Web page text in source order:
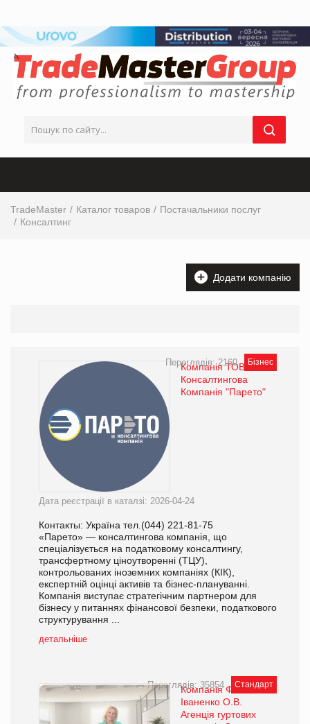
TradeMaster Каталог товаров
Постачальники послуг
Консалтинг
Додати компанію
Переглядів: 2160 Бізнес
Компанія ТОВ
Консалтингова
Компанія "Парето"
Дата реєстрації в каталзі: 2026-04-24
Контакты: Україна тел.(044) 221-81-75
«Парето» — консалтингова компанія, що
спеціалізується на податковому консалтингу,
трансфертному ціноутворенні (ТЦУ),
контрольованих іноземних компаніях (КІК),
експертній оцінці активів та бізнес-плануванні.
Компанія виступає стратегічним партнером для
бізнесу у питаннях фінансової безпеки, податкового
структурування ...
детальніше
Переглядів: 35854 Стандарт
Компанія ФОП
Іваненко О.В.
Агенція гуртових